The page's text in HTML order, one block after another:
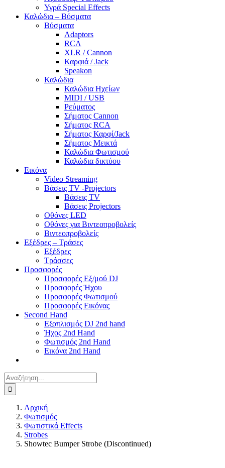
Υγρά Special Effects
Καλώδια – Βύσματα
Βύσματα
Adaptors
RCA
XLR / Cannon
Καρφιά / Jack
Speakon
Καλώδια
Καλώδια Ηχείων
MIDI / USB
Ρεύματος
Σήματος Cannon
Σήματος RCA
Σήματος Καρφί/Jack
Σήματος Μεικτά
Καλώδια Φωτισμού
Καλώδια δικτύου
Εικόνα
Video Streaming
Βάσεις TV -Projectors
Βάσεις TV
Βάσεις Projectors
Οθόνες LED
Οθόνες για Βιντεοπροβολείς
Βιντεοπροβολείς
Εξέδρες – Τράσες
Εξέδρες
Τράσσες
Προσφορές
Προσφορές Εξ/μού DJ
Προσφορές Ήχου
Προσφορές Φωτισμού
Προσφορές Εικόνας
Second Hand
Εξοπλισμός DJ 2nd hand
Ήχος 2nd Hand
Φωτισμός 2nd Hand
Εικόνα 2nd Hand
Αναζήτηση
για:
Αρχική
Φωτισμός
Φωτιστικά Effects
Strobes
Showtec Bumper Strobe (Discontinued)